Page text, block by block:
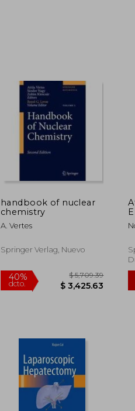
handbook of nuclear
chemistry
A. Vertes
Springer Verlag, Nuevo
40%
dcto.